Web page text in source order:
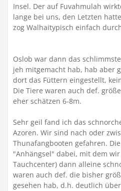
Insel. Der auf Fuvahmulah
lange bei uns, den Letzten
zog Walhaitypisch einfach
Oslob war dann das
jeh mitgemacht hab, hab aber
dort das Füttern eingestellt,
Die Tiere waren auch def.
eher schätzen 6-8m.
Sehr geil fand ich das
Azoren. Wir sind nach oder
Thunafangbooten gefahren.
"Anhängsel" dabei, mit dem
Tauchcenter) dann alleine
waren auch def. die bisher
gesehen hab, d.h. deutlich